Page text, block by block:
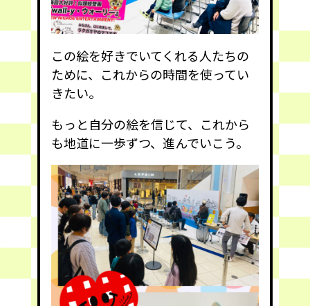
この絵を好きでいてくれる人たちの
ために、これからの時間を使ってい
きたい。
もっと自分の絵を信じて、これから
も地道に一歩ずつ、進んでいこう。